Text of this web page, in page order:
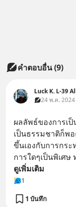
คำตอบอื่น(9)
Luck K. L-39
24 พ.ค.
ผลลัพธ์ของการเ
เป็นธรรมชาติก็พ
ขึ้นเองกับการกร
การใดๆเป็นพิเศ
ดูเพิ่มเติม
1
1 บันทึก